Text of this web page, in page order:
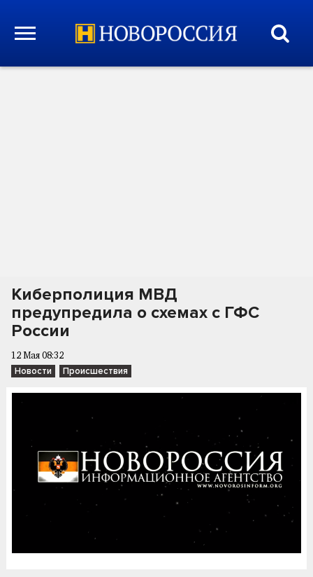
Киберполиция МВД
предупредила о схемах с ГФС
России
12 Мая 08:32
Новости Происшествия